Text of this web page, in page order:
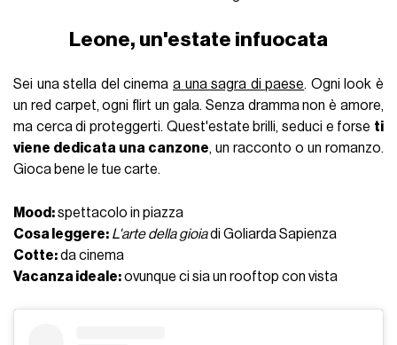
Leone, un'estate infuocata
Sei una stella del cinema a una sagra di paese. Ogni look è
un red carpet, ogni flirt un gala. Senza dramma non è amore,
ma cerca di proteggerti. Quest'estate brilli, seduci e forse ti
viene dedicata una canzone, un racconto o un romanzo.
Gioca bene le tue carte.
Mood:spettacolo in piazza
Cosa leggere: L'arte della gioiadi Goliarda Sapienza
Cotte:da cinema
Vacanza ideale:ovunque ci sia un rooftop con vista